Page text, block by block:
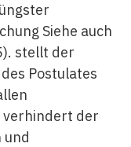
Siehe auch
stellt der
Postulates
verhindert der
und